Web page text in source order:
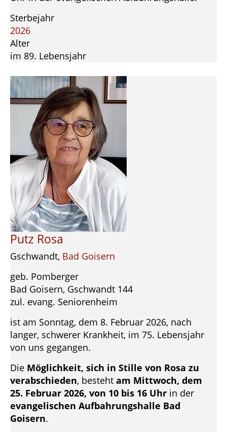
Sterbejahr
2026
Alter
im 89. Lebensjahr
Putz Rosa
Gschwandt, Bad Goisern
geb. Pomberger
Bad Goisern, Gschwandt 144
zul. evang. Seniorenheim
ist am Sonntag, dem 8. Februar 2026, nach
langer, schwerer Krankheit, im 75. Lebensjahr
von uns gegangen.
Die Möglichkeit, sich in Stille von Rosa zu
verabschieden, besteht am Mittwoch, dem
25. Februar 2026, von 10 bis 16 Uhr in der
evangelischen Aufbahrungshalle Bad
Goisern.